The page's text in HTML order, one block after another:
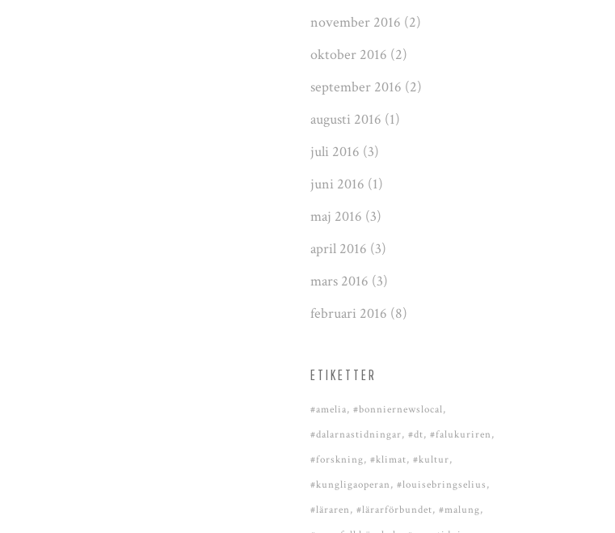
november 2016 (2)
oktober 2016 (2)
september 2016 (2)
augusti 2016 (1)
juli 2016 (3)
juni 2016 (1)
maj 2016 (3)
april 2016 (3)
mars 2016 (3)
februari 2016 (8)
ETIKETTER
#amelia #bonniernewslocal
#dalarnastidningar #dt #falukuriren
#forskning #klimat #kultur
#kungligaoperan #louisebringselius
#läraren #lärarförbundet #malung